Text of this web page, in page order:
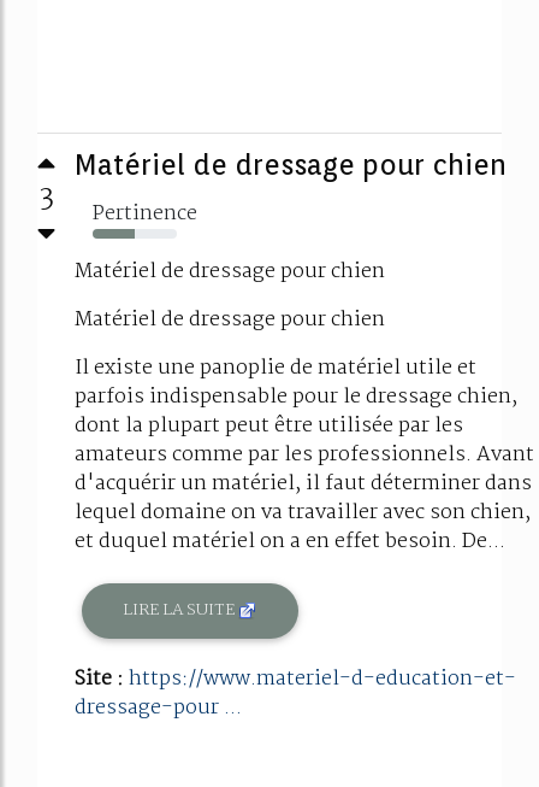
3
Matériel de dressage pour chien
Pertinence
50%
Matériel de dressage pour chien
Matériel de dressage pour chien
Il existe une panoplie de matériel utile et
parfois indispensable pour le dressage chien,
dont la plupart peut être utilisée par les
amateurs comme par les professionnels. Avant
d'acquérir un matériel, il faut déterminer dans
lequel domaine on va travailler avec son chien,
et duquel matériel on a en effet besoin. De...
LIRE LA SUITE
Site : https://www.materiel-d-education-et-
dressage-pour ...